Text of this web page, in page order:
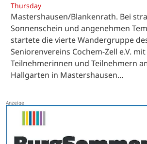
Thursday
Mastershausen/Blankenrath. Bei
Sonnenschein und angenehmen
startete die vierte Wandergruppe
Seniorenvereins Cochem-Zell e.V.
Teilnehmerinnen und Teilnehmern
Hallgarten in Mastershausen…